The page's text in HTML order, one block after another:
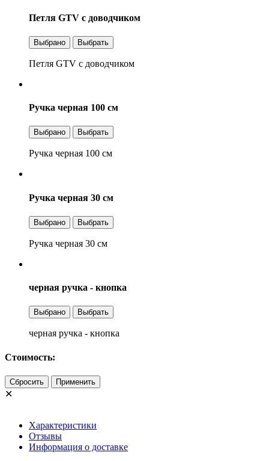
Петля GTV с доводчиком
Выбрано Выбрать
Петля GTV с доводчиком
Ручка черная 100 см
Выбрано Выбрать
Ручка черная 100 см
Ручка черная 30 см
Выбрано Выбрать
Ручка черная 30 см
черная ручка - кнопка
Выбрано Выбрать
черная ручка - кнопка
Стоимость:
Сбросить Применить
✕
Характеристики
Отзывы
Информация о доставке